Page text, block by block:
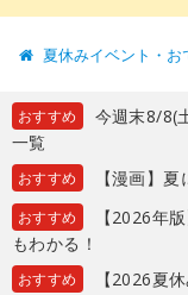
夏休みイベント・お
おすすめ
今週末8/8(
一覧
おすすめ 【漫画】
おすすめ
【2026年
もわかる！
おすすめ
【2026夏